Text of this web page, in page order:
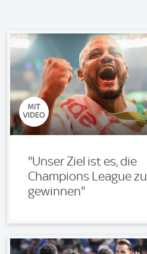
"Unser Ziel ist es, die
Champions League zu
gewinnen"